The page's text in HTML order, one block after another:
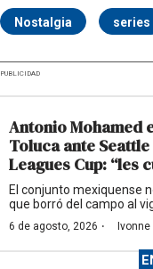
Nostalgia series
PUBLICIDAD
Antonio Mohamed
Toluca ante
Leagues Cup: “les
El conjunto mexiquense
que borró del campo al
6 de agosto, 2026 · Ivonne